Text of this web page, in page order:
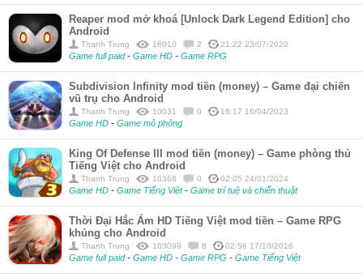
Reaper mod mở khoá [Unlock Dark Legend Edition] cho
Android
Thanh Trung 18010 2 21:22 23/07/2020
Game full paid- Game HD - Game RPG
Subdivision Infinity mod tiền (money) – Game đại chiến
vũ trụ cho Android
Thanh Trung 10031 0 16:17 16/04/2023
Game HD - Game mô phỏng
King Of Defense III mod tiền (money) – Game phòng thủ
Tiếng Việt cho Android
Thanh Trung 10368 0 02:05 24/01/2024
Game HD - Game Tiếng Việt- Game trí tuệ và chiến thuật
Thời Đại Hắc Ám HD Tiếng Việt mod tiền – Game RPG
khủng cho Android
Thanh Trung 103099 8 02:56 17/10/2016
Game full paid- Game HD - Game RPG - Game Tiếng Việt